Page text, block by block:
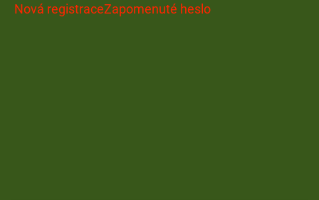
Nová registraceZapomenuté heslo